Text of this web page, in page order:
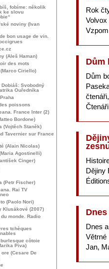
Rok
Volvox
Dům
Dům
Dějiny
Dnes
Větrné
Jan,
fobíme: několik
ke slovu
noviny (Ivan
bon usage de vin.
(Aleš Haman)
des mots
Ciriello)
Svobodný
Ouředníka
poissons
France Inter (2)
Bordone)
(Vojtěch Staněk)
Tavernier sur France
(Alain Nicolas)
Agostinelli)
Cinger)
(Petr Fischer)
Rai TV
(Paolo Nori)
Klusákové (2007)
monde. Radio
tchèques
côtoie
Piva)
(Cesare De